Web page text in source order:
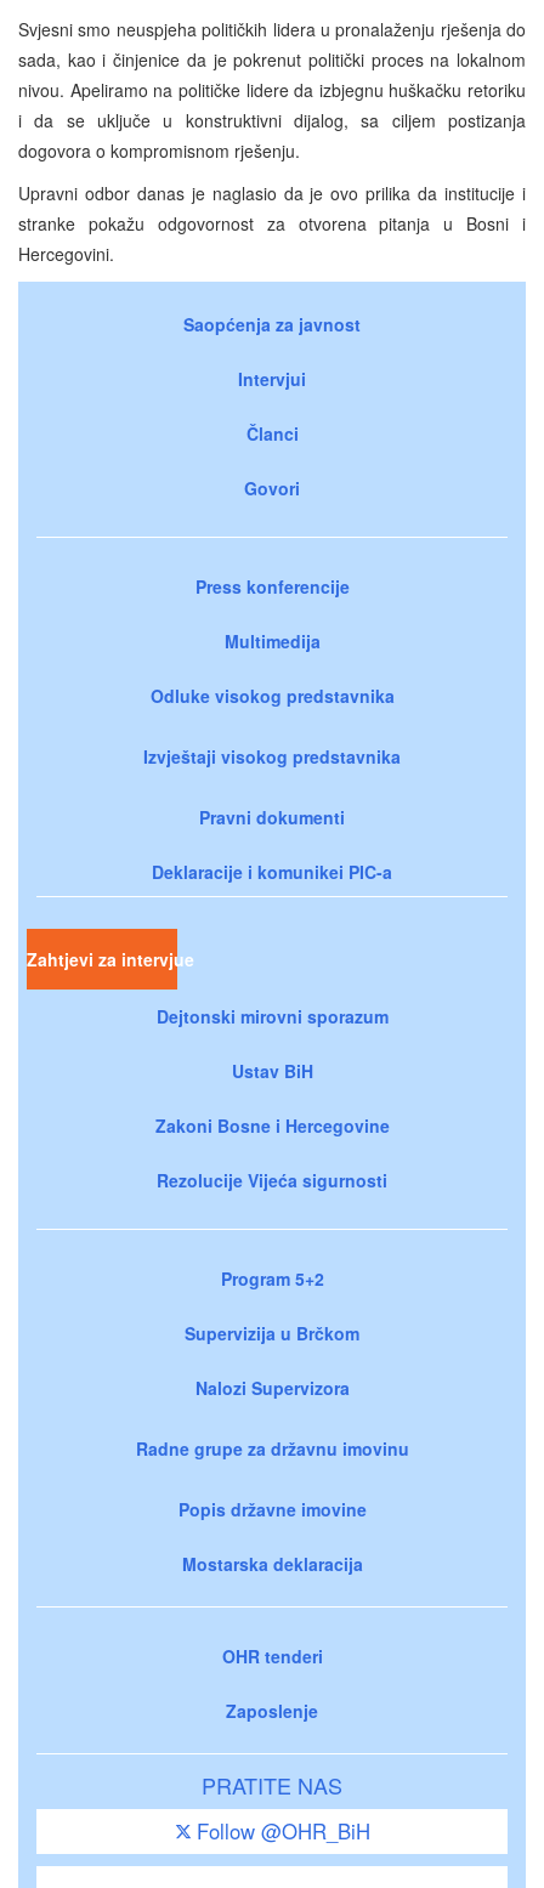
Svjesni smo neuspjeha političkih lidera u pronalaženju rješenja do
sada, kao i činjenice da je pokrenut politički proces na lokalnom
nivou. Apeliramo na političke lidere da izbjegnu huškačku retoriku
i da se uključe u konstruktivni dijalog, sa ciljem postizanja
dogovora o kompromisnom rješenju.
Upravni odbor danas je naglasio da je ovo prilika da institucije i
stranke pokažu odgovornost za otvorena pitanja u Bosni i
Hercegovini.
Saopćenja za javnost
Intervjui
Članci
Govori
Press konferencije
Multimedija
Odluke visokog predstavnika
Izvještaji visokog predstavnika
Pravni dokumenti
Deklaracije i komunikei PIC-a
Zahtjevi za intervjue
Dejtonski mirovni sporazum
Ustav BiH
Zakoni Bosne i Hercegovine
Rezolucije Vijeća sigurnosti
Program 5+2
Supervizija u Brčkom
Nalozi Supervizora
Radne grupe za državnu imovinu
Popis državne imovine
Mostarska deklaracija
OHR tenderi
Zaposlenje
PRATITE NAS
Follow @OHR_BiH